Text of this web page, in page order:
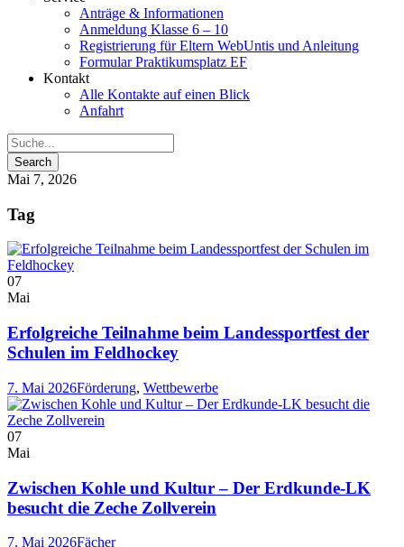
Anträge & Informationen
Anmeldung Klasse 6 – 10
Registrierung für Eltern WebUntis und Anleitung
Formular Praktikumsplatz EF
Kontakt
Alle Kontakte auf einen Blick
Anfahrt
Mai 7, 2026
Tag
07
Mai
Erfolgreiche Teilnahme beim Landessportfest der
Schulen im Feldhockey
7. Mai 2026Förderung, Wettbewerbe
07
Mai
Zwischen Kohle und Kultur – Der Erdkunde-LK
besucht die Zeche Zollverein
7. Mai 2026Fächer